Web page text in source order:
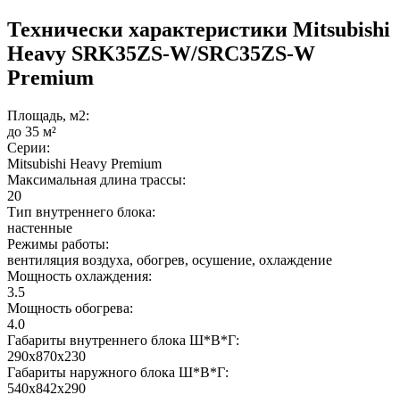
Технически характеристики Mitsubishi
Heavy SRK35ZS-W/SRC35ZS-W
Premium
Площадь, м2:
до 35 м²
Серии:
Mitsubishi Heavy Premium
Максимальная длина трассы:
20
Тип внутреннего блока:
настенные
Режимы работы:
вентиляция воздуха, обогрев, осушение, охлаждение
Мощность охлаждения:
3.5
Мощность обогрева:
4.0
Габариты внутреннего блока Ш*В*Г:
290х870х230
Габариты наружного блока Ш*В*Г:
540х842х290